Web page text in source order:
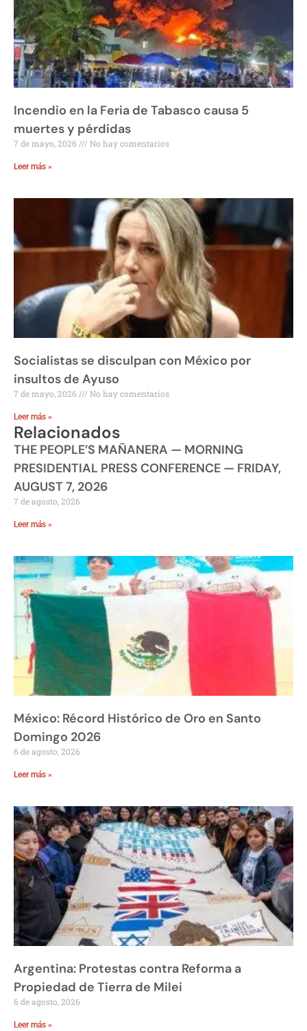
Incendio en la Feria de Tabasco causa 5
muertes y pérdidas
7 de mayo, 2026 No hay comentarios
Leer más »
Socialistas se disculpan con México por
insultos de Ayuso
7 de mayo, 2026 No hay comentarios
Leer más »
Relacionados
THE PEOPLE’S MAÑANERA — MORNING
PRESIDENTIAL PRESS CONFERENCE — FRIDAY,
AUGUST 7, 2026
7 de agosto, 2026
Leer más »
México: Récord Histórico de Oro en Santo
Domingo 2026
6 de agosto, 2026
Leer más »
Argentina: Protestas contra Reforma a
Propiedad de Tierra de Milei
6 de agosto, 2026
Leer más »